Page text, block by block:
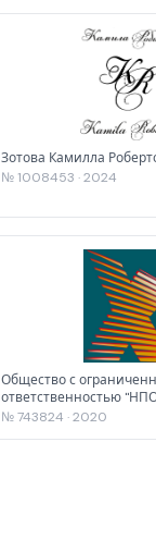
Зотова Камилла
№ 1008453 · 2024
Общество с
ответственностью
№ 743824 · 2020